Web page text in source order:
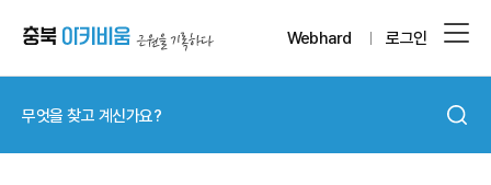
Webhard 로그인